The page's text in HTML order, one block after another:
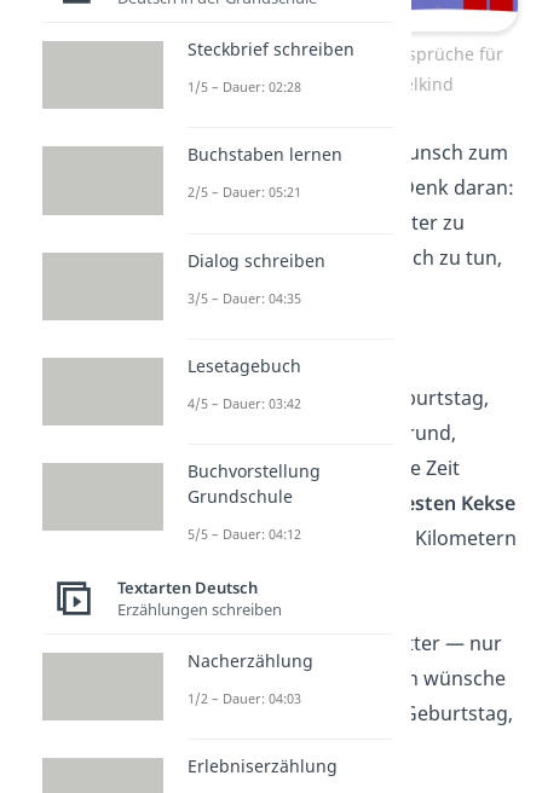
Lustige Geburtstagssprüche für
Oma vom Enkelkind
„Herzlichen Glückwunsch zum
Geburtstag, Oma! Denk daran:
Die beste Art, das Alter zu
verbergen , ist, einfach zu tun,
als ob es dich nicht
„Alles Gute zum Geburtstag,
Oma! Du bist der Grund,
warum wir die ganze Zeit
lachen — und die
besten Kekse
im Umkreis von 100 Kilometern
„Omas sind wie Mütter — nur
Puderzucker
. Ich wünsche
dir alles Liebe zum Geburtstag,
Steckbrief schreiben
1/5 – Dauer: 02:28
Buchstaben lernen
2/5 – Dauer: 05:21
Dialog schreiben
3/5 – Dauer: 04:35
Lesetagebuch
4/5 – Dauer: 03:42
Buchvorstellung
Grundschule
5/5 – Dauer: 04:12
Textarten Deutsch
Erzählungen schreiben
Nacherzählung
1/2 – Dauer: 04:03
Erlebniserzählung